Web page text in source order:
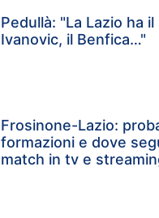
Pedullà: "La Lazio ha il
Ivanovic, il Benfica…"
Frosinone-Lazio:
formazioni e dove
match in tv e